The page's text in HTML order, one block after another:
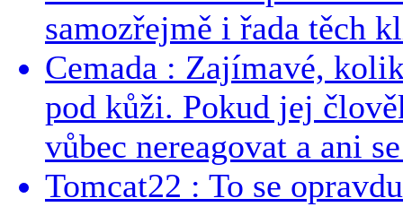
samozřejmě i řada těch
Cemada : Zajímavé,
pod kůži. Pokud jej
vůbec nereagovat a ani
Tomcat22 : To se